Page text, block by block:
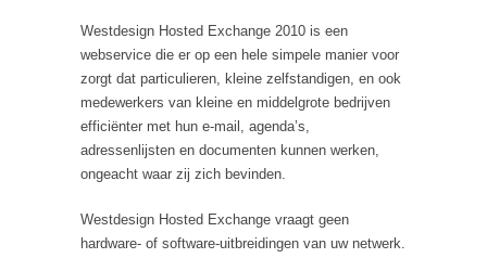
Westdesign Hosted Exchange 2010 is een
webservice die er op een hele simpele manier voor
zorgt dat particulieren, kleine zelfstandigen, en ook
medewerkers van kleine en middelgrote bedrijven
efficiënter met hun e-mail, agenda’s,
adressenlijsten en documenten kunnen werken,
ongeacht waar zij zich bevinden.
Westdesign Hosted Exchange vraagt geen
hardware- of software-uitbreidingen van uw netwerk.